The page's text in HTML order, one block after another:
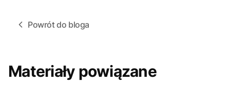
Powrót do bloga
Materiały powiązane